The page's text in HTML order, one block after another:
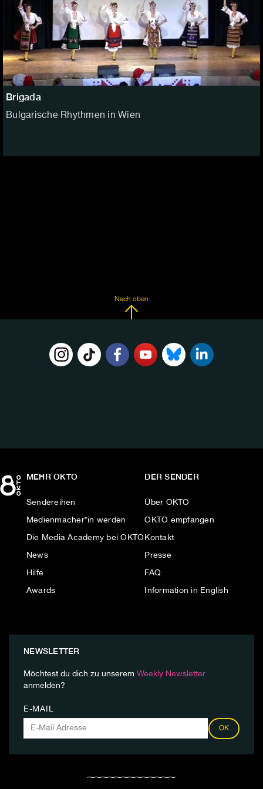
Brigada
Bulgarische Rhythmen in Wien
Nach oben
MEHR OKTO
Sendereihen
Medienmacher*in werden
Die Media Academy bei OKTO
News
Hilfe
Awards
DER SENDER
Über OKTO
OKTO empfangen
Kontakt
Presse
FAQ
Information in English
NEWSLETTER
Möchtest du dich zu unserem Weekly Newsletter
anmelden?
E-MAIL
OK